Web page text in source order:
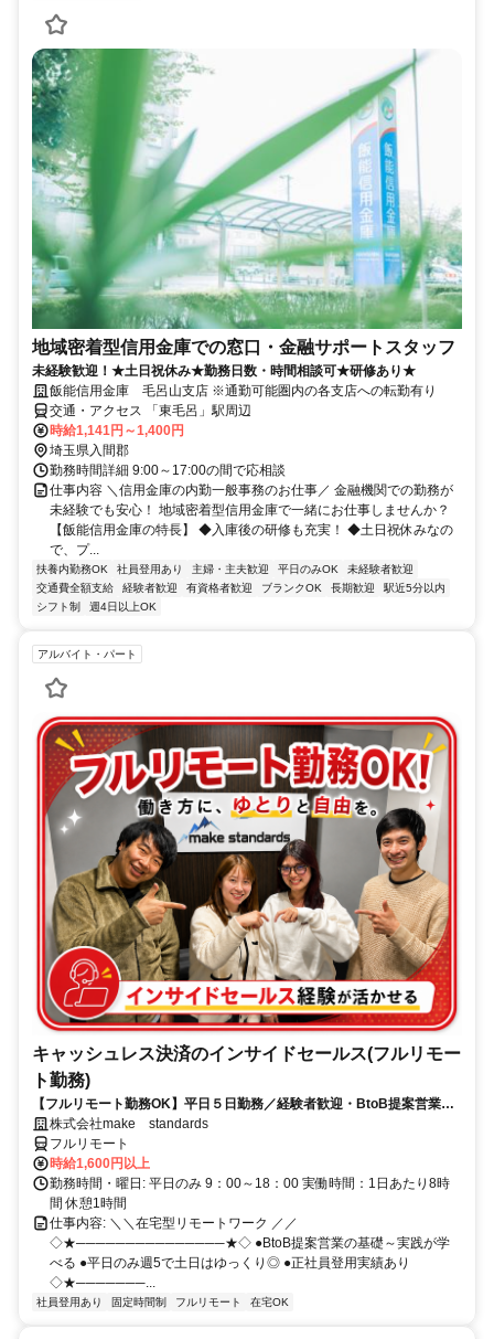
地域密着型信用金庫での窓口・金融サポートスタッフ
未経験歓迎！★土日祝休み★勤務日数・時間相談可★研修あり★
飯能信用金庫 毛呂山支店 ※通勤可能圏内の各支店への転勤有り
交通・アクセス 「東毛呂」駅周辺
時給1,141円～1,400円
埼玉県入間郡
勤務時間詳細 9:00～17:00の間で応相談
仕事内容 ＼信用金庫の内勤一般事務のお仕事／ 金融機関での勤務が
未経験でも安心！ 地域密着型信用金庫で一緒にお仕事しませんか？
【飯能信用金庫の特長】 ◆入庫後の研修も充実！ ◆土日祝休みなの
で、プ...
扶養内勤務OK 社員登用あり 主婦・主夫歓迎 平日のみOK
未経験者歓迎
交通費全額支給
経験者歓迎 有資格者歓迎 ブランクOK 長期歓迎
駅近5分以内
シフト制
週4日以上OK
アルバイト・パート
キャッシュレス決済のインサイドセールス(フルリモー
ト勤務)
【フルリモート勤務OK】平日５日勤務／経験者歓迎・BtoB提案営業で
スキルアップ
株式会社make standards
フルリモート
時給1,600円以上
勤務時間・曜日: 平日のみ 9：00～18：00 実働時間：1日あたり8時
間 休憩1時間
仕事内容: ＼＼在宅型リモートワーク ／／
◇★───────────────★◇ ●BtoB提案営業の基礎～実践が学
べる ●平日のみ週5で土日はゆっくり◎ ●正社員登用実績あり
◇★───────...
社員登用あり 固定時間制 フルリモート 在宅OK